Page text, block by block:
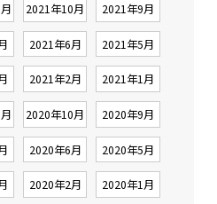
2021年10月 2021年9月
2021年6月 2021年5月
2021年2月 2021年1月
2020年10月 2020年9月
2020年6月 2020年5月
2020年2月 2020年1月